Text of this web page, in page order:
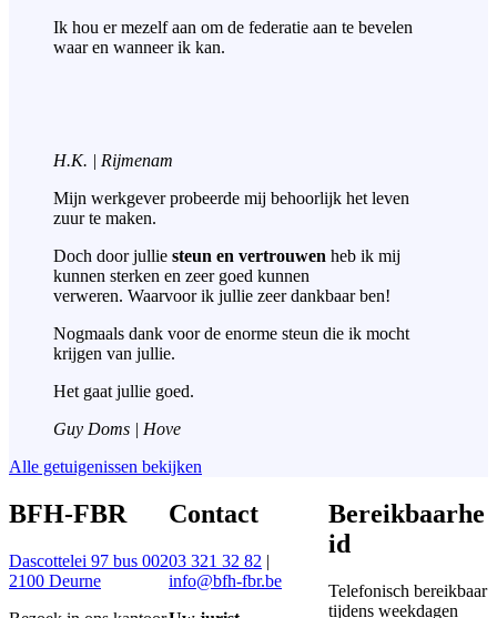
Ik hou er mezelf aan om de federatie aan te bevelen
waar en wanneer ik kan.
H.K. | Rijmenam
Mijn werkgever probeerde mij behoorlijk het leven
zuur te maken.
Doch door jullie steun en vertrouwen heb ik mij
kunnen sterken en zeer goed kunnen
verweren. Waarvoor ik jullie zeer dankbaar ben!
Nogmaals dank voor de enorme steun die ik mocht
krijgen van jullie.
Het gaat jullie goed.
Guy Doms | Hove
Alle getuigenissen bekijken
BFH-FBR
Dascottelei 97 bus 002
2100 Deurne
Contact
03 321 32 82 |
info@bfh-fbr.be
Bereikbaarhe
id
Telefonisch bereikbaar
tijdens weekdagen